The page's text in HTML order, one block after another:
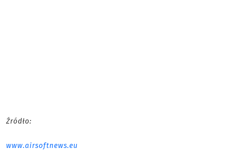
Źródło:
www.airsoftnews.eu